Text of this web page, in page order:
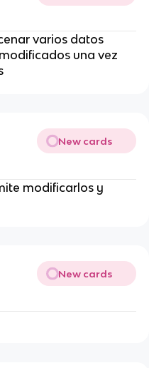
varios datos
una vez
New cards
modificarlos y
New cards